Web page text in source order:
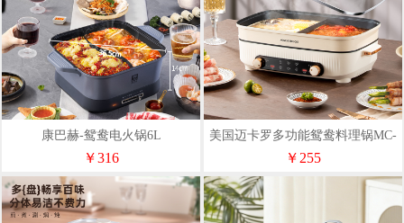
康巴赫-鸳鸯电火锅6L
￥316
美国迈卡罗多功能鸳鸯料理锅MC-
HG528
￥255